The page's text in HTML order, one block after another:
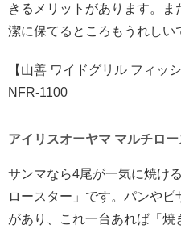
きるメリットがあります。
潔に保てるところもうれしい
【山善 ワイドグリル フィッ
NFR-1100
アイリスオーヤマ マルチロ
サンマなら4尾が一気に焼け
ロースター」です。パンや
があり、これ一台あれば「焼